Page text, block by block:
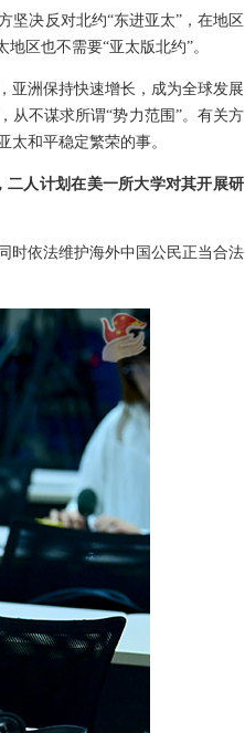
坚决反对北约“东进亚太”，在地区
区也不需要“亚太版北约”。
亚洲保持快速增长，成为全球发展
从不谋求所谓“势力范围”。有关方
和平稳定繁荣的事。
人计划在美一所大学对其开展研
时依法维护海外中国公民正当合法